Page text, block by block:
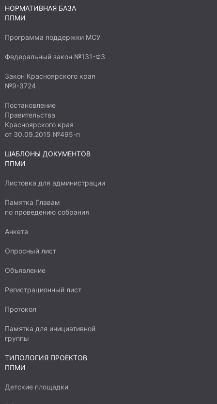
НОРМАТИВНАЯ БАЗА
ППМИ
Программа поддержки МСУ
Федеральный закон №131-ФЗ
Закон Красноярского края
№9-3724
Постановление
Правительства
Красноярского края
от 30.09.2015 №495-п
ШАБЛОНЫ ДОКУМЕНТОВ
ППМИ
Листовка для администрации
Памятка Главам
по проведению собрания
Анкета
Опросный лист
Объявление
Регистрационный лист
Протокол
Памятка для инициативной
группы
ТИПОЛОГИЯ ПРОЕКТОВ
ППМИ
Детские площадки